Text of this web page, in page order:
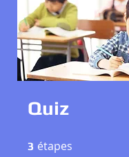
Quiz
3 étapes